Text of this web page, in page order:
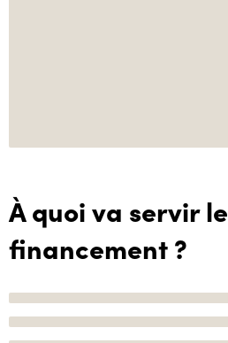
À quoi va servir le
financement ?